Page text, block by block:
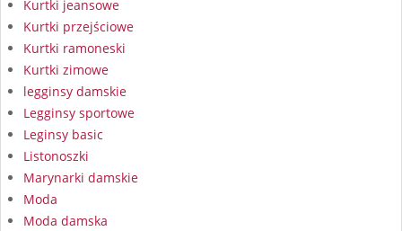
Kurtki jeansowe
Kurtki przejściowe
Kurtki ramoneski
Kurtki zimowe
legginsy damskie
Legginsy sportowe
Leginsy basic
Listonoszki
Marynarki damskie
Moda
Moda damska